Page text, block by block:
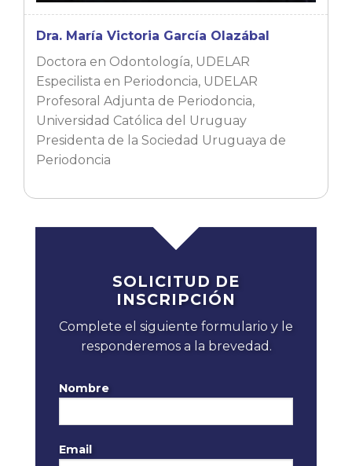
Dra. María Victoria García Olazábal
Doctora en Odontología, UDELAR
Especilista en Periodoncia, UDELAR
Profesoral Adjunta de Periodoncia,
Universidad Católica del Uruguay
Presidenta de la Sociedad Uruguaya de
Periodoncia
SOLICITUD DE
INSCRIPCIÓN
Complete el siguiente formulario y le
responderemos a la brevedad.
Nombre
Email